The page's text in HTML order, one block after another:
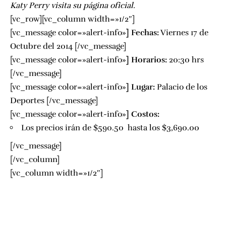
Katy Perry visita su página oficial.
[vc_row][vc_column width=»1/2″]
[vc_message color=»alert-info»] Fechas:Viernes 17 de
Octubre del 2014 [/vc_message]
[vc_message color=»alert-info»] Horarios: 20:30 hrs
[/vc_message]
[vc_message color=»alert-info»] Lugar: Palacio de los
Deportes [/vc_message]
[vc_message color=»alert-info»] Costos:
Los precios irán de $590.50 hasta los $3,690.00
[/vc_message]
[/vc_column]
[vc_column width=»1/2″]